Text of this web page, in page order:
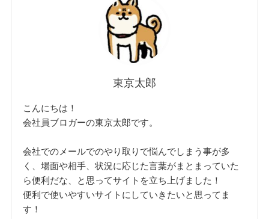
東京太郎
こんにちは！
会社員ブロガーの東京太郎です。
会社でのメールでのやり取りで悩んでしまう事が多
く、場面や相手、状況に応じた言葉がまとまっていた
ら便利だな、と思ってサイトを立ち上げました！
便利で使いやすいサイトにしていきたいと思ってま
す！